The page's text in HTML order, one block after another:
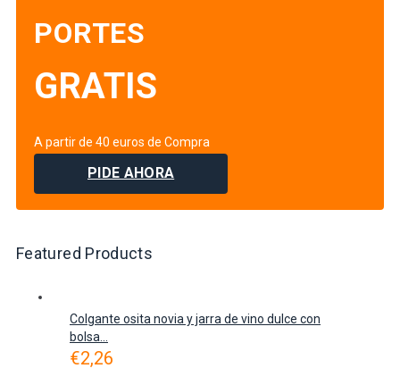
PORTES
GRATIS
A partir de 40 euros de Compra
PIDE AHORA
Featured Products
Colgante osita novia y jarra de vino dulce con
bolsa...
€2,26